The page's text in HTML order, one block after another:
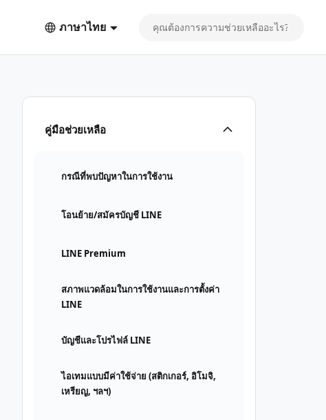
ภาษาไทย
คู่มือช่วยเหลือ
กรณีที่พบปัญหาในการใช้งาน
โอนย้าย/สมัครบัญชี LINE
LINE Premium
สภาพแวดล้อมในการใช้งานและการตั้งค่า
LINE
บัญชีและโปรไฟล์ LINE
ไอเทมแบบมีค่าใช้จ่าย (สติกเกอร์, อิโมจิ,
เหรียญ, ฯลฯ)